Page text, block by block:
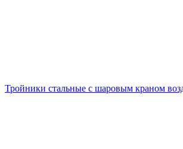
Тройники стальные с шаровым краном